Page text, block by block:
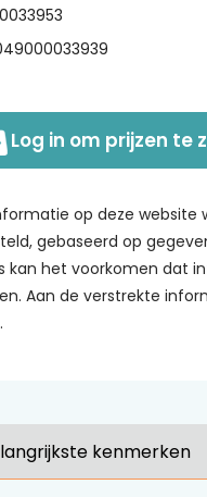
Log in om prijzen te
op deze website
gebaseerd op
kan het voorkomen dat
Aan de verstrekte
kenmerken